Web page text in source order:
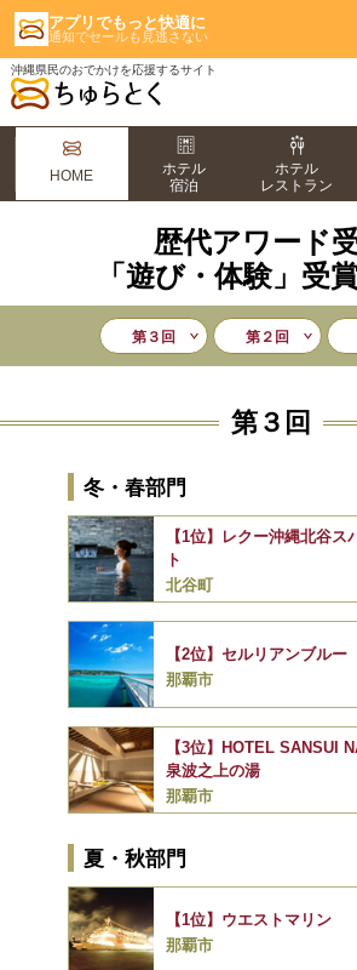
アプリでもっと快適に
通知でセールも見逃さない
沖縄県民のおでかけを応援するサイト
HOME
ホテル
宿泊
ホテル
レストラン
歴代アワード
「遊び・体験」受
第３回 第２回
第３回
冬・春部門
【1位】レクー沖縄北谷ス
ト
北谷町
【2位】セルリアンブルー
那覇市
【3位】HOTEL SANSUI
泉波之上の湯
那覇市
夏・秋部門
【1位】ウエストマリン
那覇市